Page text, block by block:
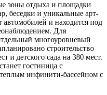
зоны отдыха и площадки
беседки и уникальные арт-
автомобилей и находится под
Для
многоуровневый
строительство
и детского сада на 380 мест.
гостиница с
инфинити-бассейном с